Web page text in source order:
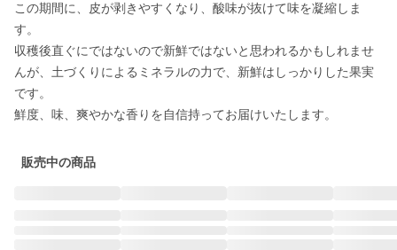
この期間に、皮が剥きやすくなり、酸味が抜けて味を凝縮しま
す。
収穫後直ぐにではないので新鮮ではないと思われるかもしれませ
んが、土づくりによるミネラルの力で、新鮮はしっかりした果実
です。
販売中の商品